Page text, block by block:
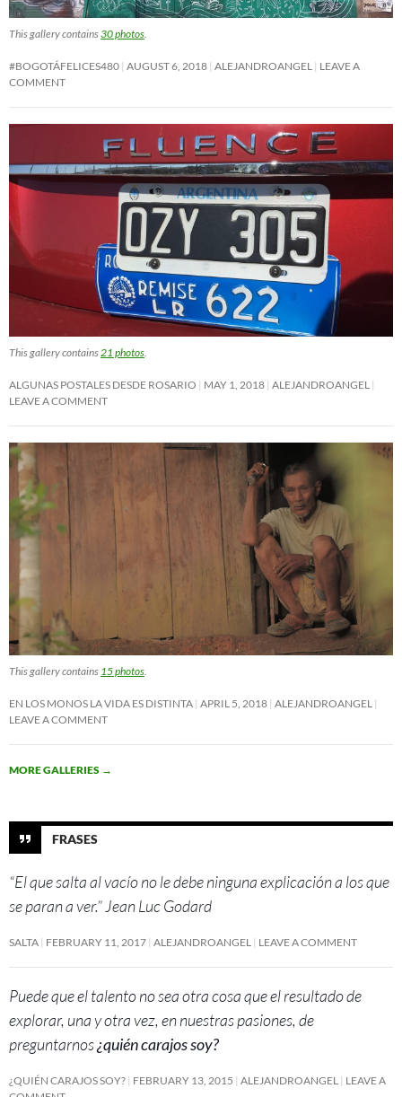
This gallery contains30 photos
#BOGOTÁFELICES480 AUGUST 6, 2018 ALEJANDROANGEL
LEAVE A
COMMENT
This gallery contains 21 photos
ALGUNAS POSTALES DESDE ROSARIO MAY 1, 2018 ALEJANDROANGEL
LEAVE A COMMENT
This gallery contains 15 photos
EN LOS MONOS LA VIDA ES DISTINTA APRIL 5, 2018 ALEJANDROANGEL
LEAVE A COMMENT
MORE GALLERIES →
FRASES
“El que salta al vacío no le debe ninguna explicación a los que
se paran a ver.” Jean Luc Godard
SALTA FEBRUARY 11, 2017 ALEJANDROANGEL LEAVE A COMMENT
Puede que el talento no sea otra cosa que el resultado de
explorar, una y otra vez, en nuestras pasiones, de
preguntarnos¿quién carajos soy?
¿QUIÉN CARAJOS SOY? FEBRUARY 13, 2015 ALEJANDROANGEL
LEAVE A